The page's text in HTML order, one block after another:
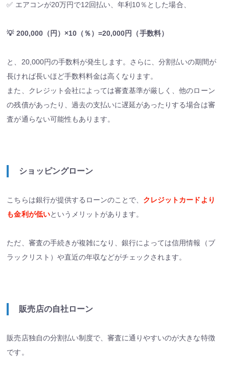
✅ エアコンが20万円で12回払い、年利10％とした場合、
💡 200,000（円）×10（％）=20,000円（手数料）
と、20,000円の手数料が発生します。さらに、分割払いの期間が
長ければ長いほど手数料料金は高くなります。
また、クレジット会社によっては審査基準が厳しく、他のローン
の残債があったり、過去の支払いに遅延があったりする場合は審
査が通らない可能性もあります。
ショッピングローン
こちらは銀行が提供するローンのことで、 クレジットカードより
も金利が低いというメリットがあります。
ただ、審査の手続きが複雑になり、銀行によっては信用情報（ブ
ラックリスト）や直近の年収などがチェックされます。
販売店の自社ローン
販売店独自の分割払い制度で、審査に通りやすいのが大きな特徴
です。